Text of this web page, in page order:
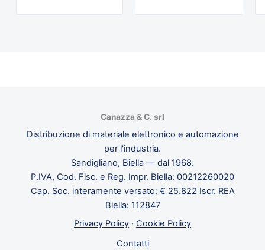
Canazza & C. srl
Distribuzione di materiale elettronico e automazione
per l'industria.
Sandigliano, Biella — dal 1968.
P.IVA, Cod. Fisc. e Reg. Impr. Biella: 00212260020
Cap. Soc. interamente versato: € 25.822 Iscr. REA
Biella: 112847
Privacy Policy · Cookie Policy
Contatti